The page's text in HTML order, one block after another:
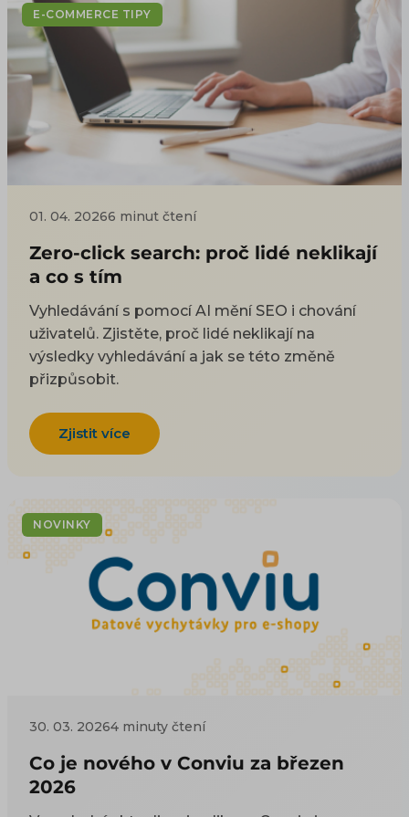
E-COMMERCE TIPY
01. 04. 20266 minut čtení
Zero-click search: proč lidé neklikají
a co s tím
Vyhledávání s pomocí AI mění SEO i chování
uživatelů. Zjistěte, proč lidé neklikají na
výsledky vyhledávání a jak se této změně
přizpůsobit.
Zjistit více
NOVINKY
30. 03. 20264 minuty čtení
Co je nového v Conviu za březen
2026